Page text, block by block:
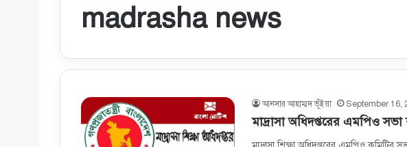
madrasha news
আনসার আহাম্মদ ভূঁইয়া September 16,
মাদ্রাসা অধিদপ্তরের এমপিও